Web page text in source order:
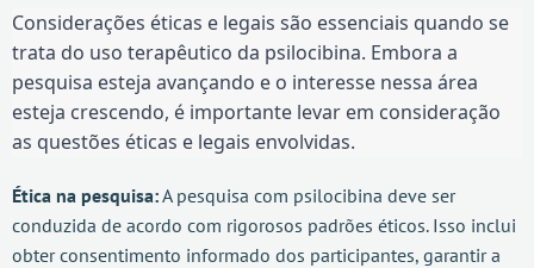
Considerações éticas e legais são essenciais quando se
trata do uso terapêutico da psilocibina. Embora a
pesquisa esteja avançando e o interesse nessa área
esteja crescendo, é importante levar em consideração
as questões éticas e legais envolvidas.
Ética na pesquisa:A pesquisa com psilocibina deve ser
conduzida de acordo com rigorosos padrões éticos. Isso inclui
obter consentimento informado dos participantes, garantir a